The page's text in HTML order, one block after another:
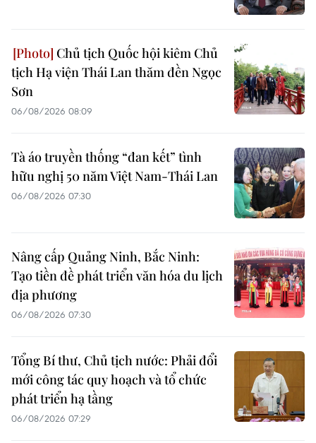
Chủ tịch Quốc hội kiêm Chủ
tịch Hạ viện Thái Lan thăm đền Ngọc
Sơn
06/08/2026 08:09
Tà áo truyền thống “đan kết” tình
hữu nghị 50 năm Việt Nam-Thái Lan
06/08/2026 07:30
Nâng cấp Quảng Ninh, Bắc Ninh:
Tạo tiền đề phát triển văn hóa du lịch
địa phương
06/08/2026 07:30
Tổng Bí thư, Chủ tịch nước: Phải đổi
mới công tác quy hoạch và tổ chức
phát triển hạ tầng
06/08/2026 07:29